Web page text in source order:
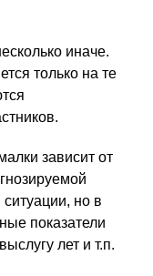
иначе.
только на те
зависит от
но в
показатели
лет и т.п.